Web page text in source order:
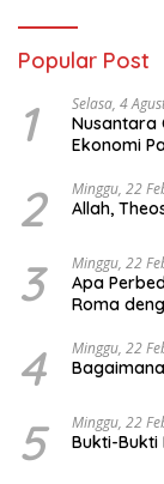
Popular Post
1 Selasa, 4
Nusantara
Ekonomi
Ekonomi
“Urgensi
Indonesia
2 Minggu, 22
Allah,
3 Minggu, 22
Apa
Roma
4 Minggu, 22
5 Minggu, 22
Bukti-Bukti